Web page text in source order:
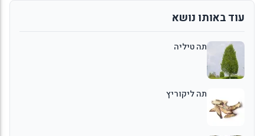
עוד באותו נושא
תה טיליה
תה ליקוריץ